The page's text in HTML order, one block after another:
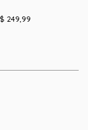
249,99